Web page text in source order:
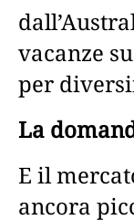
vacanze
per
La
E il
ancora